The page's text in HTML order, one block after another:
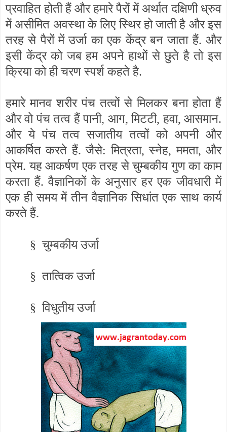
प्रवाहित होती हैं और हमारे पैरों में अर्थात दक्षिणी ध्रुव
में असीमित अवस्था के लिए स्थिर हो जाती है और इस
तरह से पैरों में उर्जा का एक केंद्र बन जाता हैं. और
इसी केंद्र को जब हम अपने हाथों से छुते है तो इस
क्रिया को ही चरण स्पर्श कहते है.
हमारे मानव शरीर पंच तत्वों से मिलकर बना होता हैं
और वो पंच तत्व हैं पानी, आग,मिटटी,हवा,आसमान.
और ये पंच तत्व सजातीय तत्वों को अपनी और
आकर्षित करते हैं. जैसे: मित्रता,स्नेह,ममता,और
प्रेम. यह आकर्षण एक तरह से चुम्बकीय गुण का काम
करता हैं. वैज्ञानिकों के अनुसार हर एक जीवधारी में
एक ही समय में तीन वैज्ञानिक सिधांत एक साथ कार्य
करते हैं.
§ चुम्बकीय उर्जा
§ तात्विक उर्जा
§ विधुतीय उर्जा